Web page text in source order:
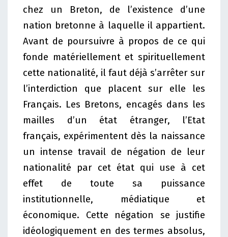
chez un Breton, de l’existence d’une
nation bretonne à laquelle il appartient.
Avant de poursuivre à propos de ce qui
fonde matériellement et spirituellement
cette nationalité, il faut déjà s’arrêter sur
l’interdiction que placent sur elle les
Français. Les Bretons, encagés dans les
mailles d’un état étranger, l’Etat
français, expérimentent dès la naissance
un intense travail de négation de leur
nationalité par cet état qui use à cet
effet de toute sa puissance
institutionnelle, médiatique et
économique. Cette négation se justifie
idéologiquement en des termes absolus,